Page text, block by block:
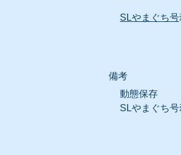
SLやまぐち号
​備考
動態保存
SLやまぐち号